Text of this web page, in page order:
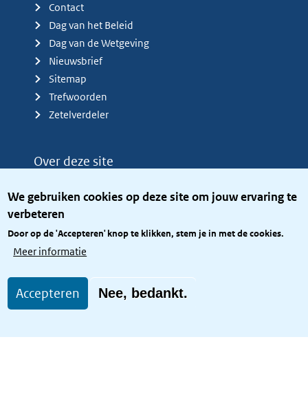
We gebruiken cookies op deze site om jouw ervaring te
verbeteren
Door op de 'Accepteren' knop te klikken, stem je in met de cookies.
Meer informatie
Accepteren Nee, bedankt.
Contact
Dag van het Beleid
Dag van de Wetgeving
Nieuwsbrief
Sitemap
Trefwoorden
Zetelverdeler
Over deze site
Privacy
Toegang site openbaar
Toegankelijkheid